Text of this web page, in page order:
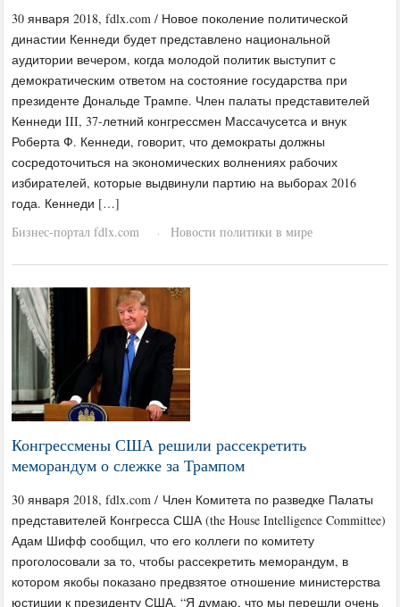
30 января 2018, fdlx.com / Новое поколение политической
династии Кеннеди будет представлено национальной
аудитории вечером, когда молодой политик выступит с
демократическим ответом на состояние государства при
президенте Дональде Трампе. Член палаты представителей
Кеннеди III, 37-летний конгрессмен Массачусетса и внук
Роберта Ф. Кеннеди, говорит, что демократы должны
сосредоточиться на экономических волнениях рабочих
избирателей, которые выдвинули партию на выборах 2016
года. Кеннеди […]
Бизнес-портал fdlx.com
· Новости политики в мире
Конгрессмены США решили рассекретить
меморандум о слежке за Трампом
30 января 2018, fdlx.com / Член Комитета по разведке Палаты
представителей Конгресса США (the House Intelligence Committee)
Адам Шифф сообщил, что его коллеги по комитету
проголосовали за то, чтобы рассекретить меморандум, в
котором якобы показано предвзятое отношение министерства
юстиции к президенту США. “Я думаю, что мы перешли очень